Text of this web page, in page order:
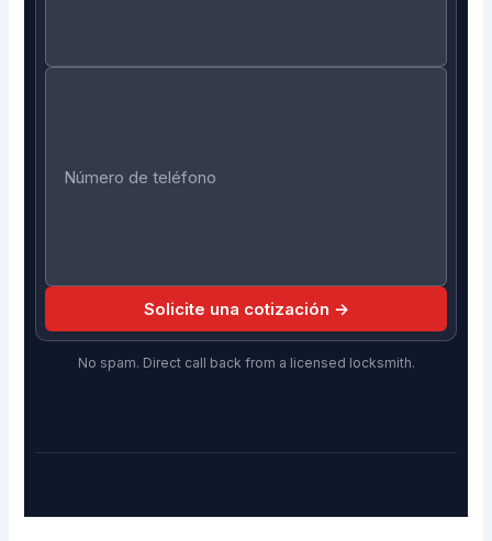
Solicite una cotización →
No spam. Direct call back from a licensed locksmith.